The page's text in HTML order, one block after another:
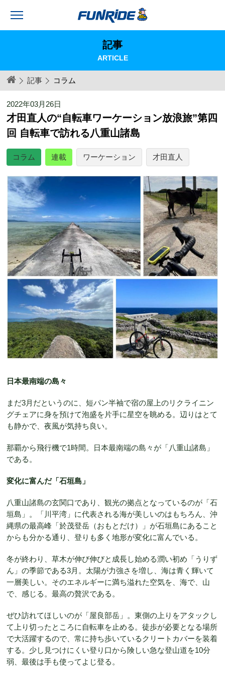
記事
ARTICLE
記事 コラム
2022年03月26日
才田直人の“自転車ワーケーション放浪旅”第四
回 自転車で訪れる八重山諸島
コラム 連載 ワーケーション 才田直人
日本最南端の島々
まだ3月だというのに、短パン半袖で宿の屋上のリクライニン
グチェアに身を預けて泡盛を片手に星空を眺める。辺りはとて
も静かで、夜風が気持ち良い。
那覇から飛行機で1時間。日本最南端の島々が「八重山諸島」
である。
変化に富んだ「石垣島」
八重山諸島の玄関口であり、観光の拠点となっているのが「石
垣島」。「川平湾」に代表される海が美しいのはもちろん、沖
縄県の最高峰「於茂登岳（おもとだけ）」が石垣島にあること
からも分かる通り、登りも多く地形が変化に富んでいる。
冬が終わり、草木が伸び伸びと成長し始める潤い初め「うりず
ん」の季節である3月。太陽が力強さを増し、海は青く輝いて
一層美しい。そのエネルギーに満ち溢れた空気を、海で、山
で、感じる。最高の贅沢である。
ぜひ訪れてほしいのが「屋良部岳」。東側の上りをアタックし
て上り切ったところに自転車を止める。徒歩が必要となる場所
で大活躍するので、常に持ち歩いているクリートカバーを装着
する。少し見つけにくい登り口から険しい急な登山道を10分
弱、最後は手も使ってよじ登る。